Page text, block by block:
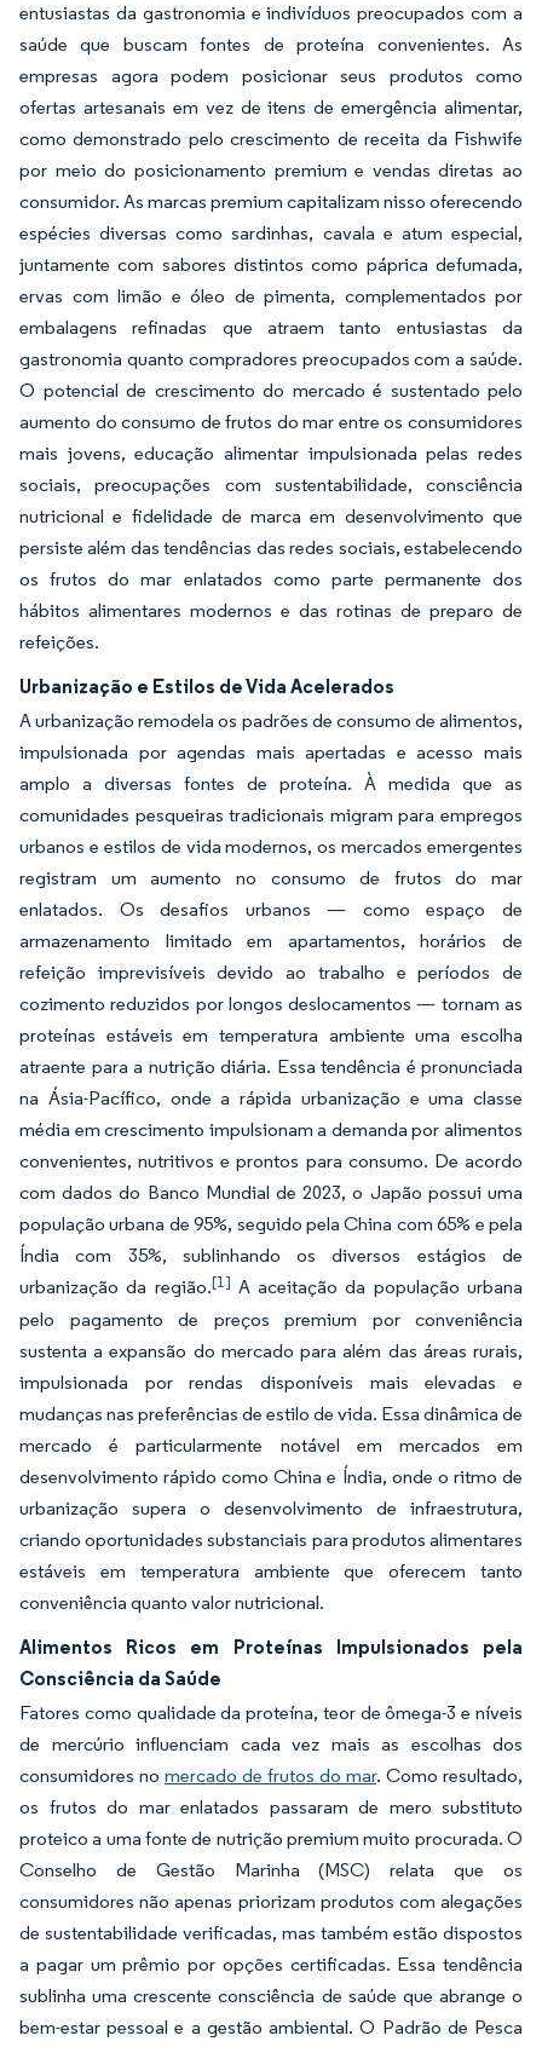
entusiastas da gastronomia e indivíduos preocupados com a
saúde que buscam fontes de proteína convenientes. As
empresas agora podem posicionar seus produtos como
ofertas artesanais em vez de itens de emergência alimentar,
como demonstrado pelo crescimento de receita da Fishwife
por meio do posicionamento premium e vendas diretas ao
consumidor. As marcas premium capitalizam nisso oferecendo
espécies diversas como sardinhas, cavala e atum especial,
juntamente com sabores distintos como páprica defumada,
ervas com limão e óleo de pimenta, complementados por
embalagens refinadas que atraem tanto entusiastas da
gastronomia quanto compradores preocupados com a saúde.
O potencial de crescimento do mercado é sustentado pelo
aumento do consumo de frutos do mar entre os consumidores
mais jovens, educação alimentar impulsionada pelas redes
sociais, preocupações com sustentabilidade, consciência
nutricional e fidelidade de marca em desenvolvimento que
persiste além das tendências das redes sociais, estabelecendo
os frutos do mar enlatados como parte permanente dos
hábitos alimentares modernos e das rotinas de preparo de
refeições.
Urbanização e Estilos de Vida Acelerados
A urbanização remodela os padrões de consumo de alimentos,
impulsionada por agendas mais apertadas e acesso mais
amplo a diversas fontes de proteína. À medida que as
comunidades pesqueiras tradicionais migram para empregos
urbanos e estilos de vida modernos, os mercados emergentes
registram um aumento no consumo de frutos do mar
enlatados. Os desafios urbanos — como espaço de
armazenamento limitado em apartamentos, horários de
refeição imprevisíveis devido ao trabalho e períodos de
cozimento reduzidos por longos deslocamentos — tornam as
proteínas estáveis em temperatura ambiente uma escolha
atraente para a nutrição diária. Essa tendência é pronunciada
na Ásia-Pacífico, onde a rápida urbanização e uma classe
média em crescimento impulsionam a demanda por alimentos
convenientes, nutritivos e prontos para consumo. De acordo
com dados do Banco Mundial de 2023, o Japão possui uma
população urbana de 95%, seguido pela China com 65% e pela
Índia com 35%, sublinhando os diversos estágios de
urbanização da região.[1] A aceitação da população urbana
pelo pagamento de preços premium por conveniência
sustenta a expansão do mercado para além das áreas rurais,
impulsionada por rendas disponíveis mais elevadas e
mudanças nas preferências de estilo de vida. Essa dinâmica de
mercado é particularmente notável em mercados em
desenvolvimento rápido como China e Índia, onde o ritmo de
urbanização supera o desenvolvimento de infraestrutura,
criando oportunidades substanciais para produtos alimentares
estáveis em temperatura ambiente que oferecem tanto
conveniência quanto valor nutricional.
Alimentos Ricos em Proteínas Impulsionados pela
Consciência da Saúde
Fatores como qualidade da proteína, teor de ômega-3 e níveis
de mercúrio influenciam cada vez mais as escolhas dos
consumidores no mercado de frutos do mar. Como resultado,
os frutos do mar enlatados passaram de mero substituto
proteico a uma fonte de nutrição premium muito procurada. O
Conselho de Gestão Marinha (MSC) relata que os
consumidores não apenas priorizam produtos com alegações
de sustentabilidade verificadas, mas também estão dispostos
a pagar um prêmio por opções certificadas. Essa tendência
sublinha uma crescente consciência de saúde que abrange o
bem-estar pessoal e a gestão ambiental. O Padrão de Pesca